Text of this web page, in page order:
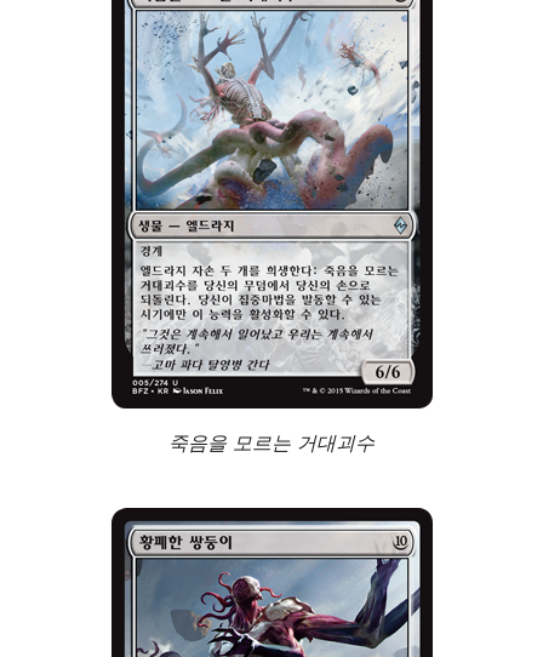
죽음을 모르는 거대괴수